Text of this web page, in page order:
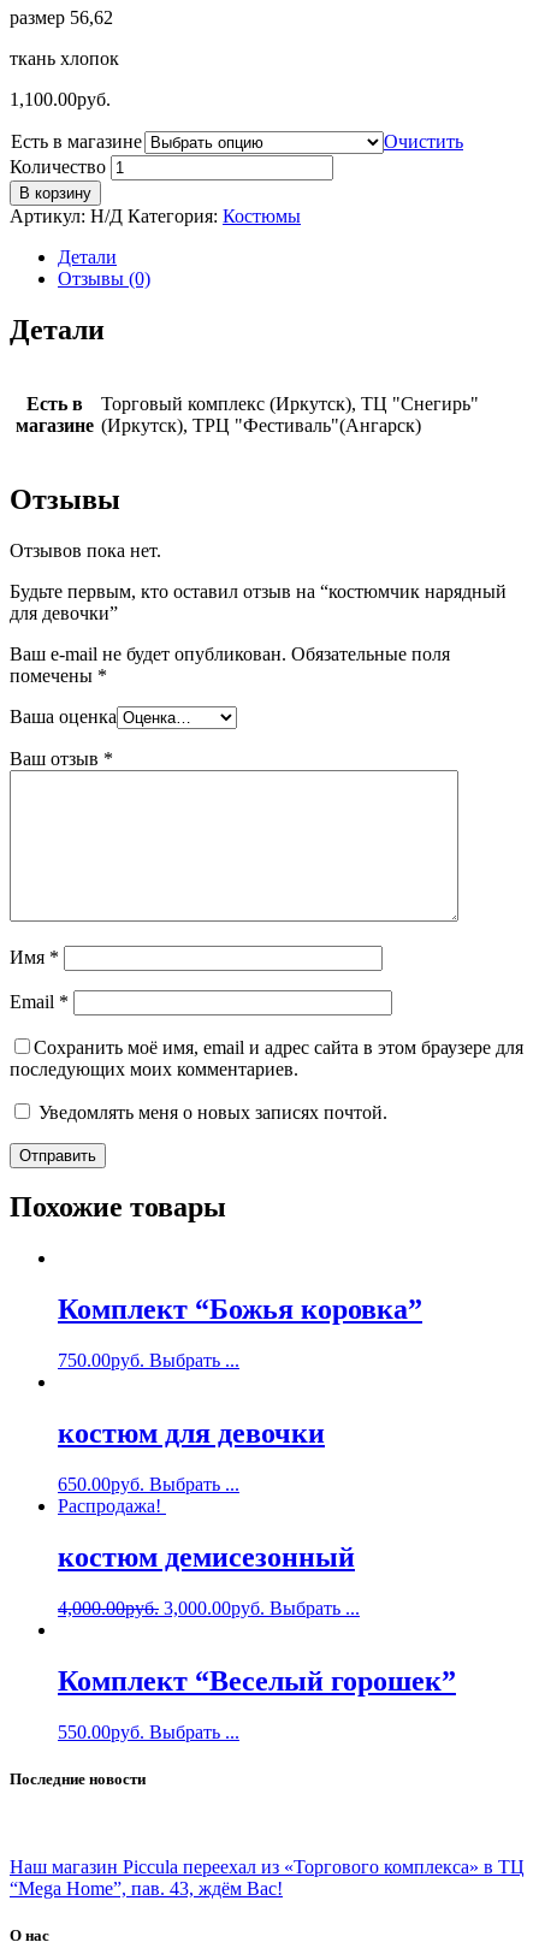
размер 56,62
ткань хлопок
1,100.00руб.
Есть в магазине
Очистить
Количество
В корзину
Артикул: Н/Д Категория: Костюмы
Детали
Отзывы (0)
Детали
Есть в
магазине
Торговый комплекс (Иркутск), ТЦ "Снегирь"
(Иркутск), ТРЦ "Фестиваль"(Ангарск)
Отзывы
Отзывов пока нет.
Будьте первым, кто оставил отзыв на “костюмчик нарядный
для девочки”
Ваш e-mail не будет опубликован. Обязательные поля
помечены *
Ваша оценка
Ваш отзыв *
Имя *
Email *
Сохранить моё имя, email и адрес сайта в этом браузере для
последующих моих комментариев.
Уведомлять меня о новых записях почтой.
Похожие товары
Комплект “Божья коровка”
750.00руб. Выбрать ...
костюм для девочки
650.00руб. Выбрать ...
Распродажа!
костюм демисезонный
4,000.00руб. 3,000.00руб. Выбрать ...
Комплект “Веселый горошек”
550.00руб. Выбрать ...
Последние новости
Наш магазин Piccula переехал из «Торгового комплекса» в ТЦ
“Mega Home”, пав. 43, ждём Вас!
О нас